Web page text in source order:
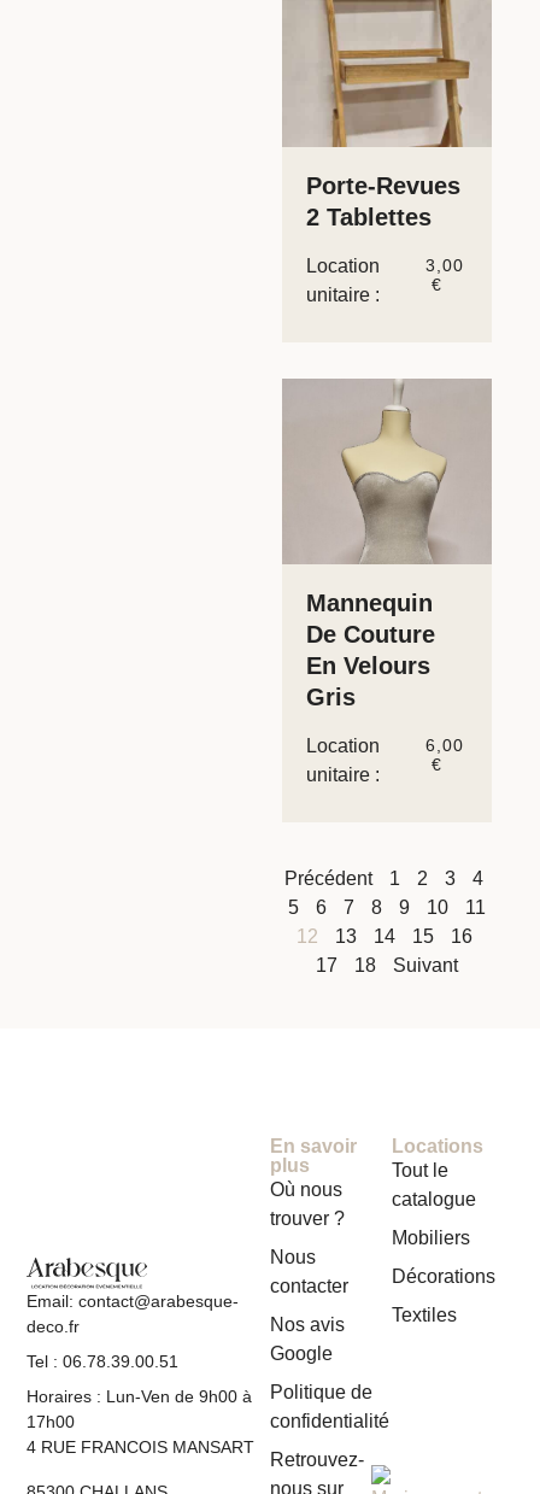
Porte-Revues
2 Tablettes
Location
unitaire :
3,00
€
Mannequin
De Couture
En Velours
Gris
Location
unitaire :
6,00
€
Précédent 1 2 3
4
5
6 7 8 9 10
11
12
13 14 15
16
17
18 Suivant
Email: contact@arabesque-
deco.fr
Tel : 06.78.39.00.51
Horaires : Lun-Ven de 9h00 à
17h00
4 RUE FRANCOIS MANSART
Locations
Tout le
catalogue
Mobiliers
Décorations
Textiles
En savoir
plus
Où nous
trouver ?
Nous
contacter
Nos avis
Google
Politique de
confidentialité
Retrouvez-
nous sur